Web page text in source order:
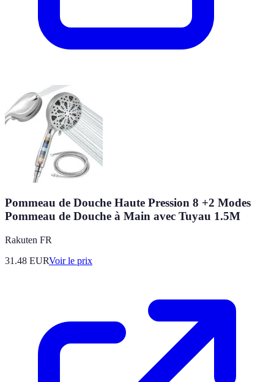
Pommeau de Douche Haute Pression 8 +2 Modes
Pommeau de Douche à Main avec Tuyau 1.5M
Rakuten FR
31.48 EURVoir le prix